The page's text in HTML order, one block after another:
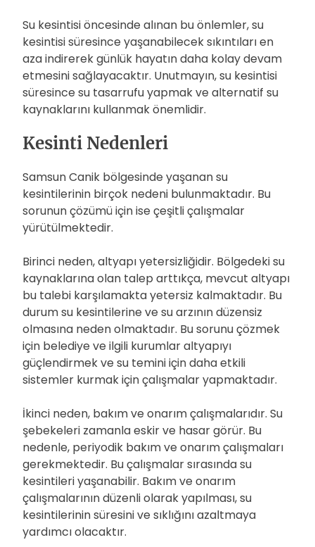
Su kesintisi öncesinde alınan bu önlemler, su
kesintisi süresince yaşanabilecek sıkıntıları en
aza indirerek günlük hayatın daha kolay devam
etmesini sağlayacaktır. Unutmayın, su kesintisi
süresince su tasarrufu yapmak ve alternatif su
kaynaklarını kullanmak önemlidir.
Kesinti Nedenleri
Samsun Canik bölgesinde yaşanan su
kesintilerinin birçok nedeni bulunmaktadır. Bu
sorunun çözümü için ise çeşitli çalışmalar
yürütülmektedir.
Birinci neden, altyapı yetersizliğidir. Bölgedeki su
kaynaklarına olan talep arttıkça, mevcut altyapı
bu talebi karşılamakta yetersiz kalmaktadır. Bu
durum su kesintilerine ve su arzının düzensiz
olmasına neden olmaktadır. Bu sorunu çözmek
için belediye ve ilgili kurumlar altyapıyı
güçlendirmek ve su temini için daha etkili
sistemler kurmak için çalışmalar yapmaktadır.
İkinci neden, bakım ve onarım çalışmalarıdır. Su
şebekeleri zamanla eskir ve hasar görür. Bu
nedenle, periyodik bakım ve onarım çalışmaları
gerekmektedir. Bu çalışmalar sırasında su
kesintileri yaşanabilir. Bakım ve onarım
çalışmalarının düzenli olarak yapılması, su
kesintilerinin süresini ve sıklığını azaltmaya
yardımcı olacaktır.